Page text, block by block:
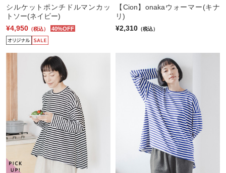
シルケットポンチドルマンカッ
トソー(ネイビー)
¥4,950 （税込） 40%OFF
【Cion】onakaウォーマー(キナ
リ)
¥2,310 （税込）